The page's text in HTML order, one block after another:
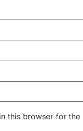
this browser for